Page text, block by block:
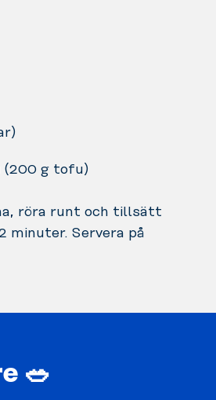
(200 g tofu)
röra runt och tillsätt
minuter. Servera på
🥗